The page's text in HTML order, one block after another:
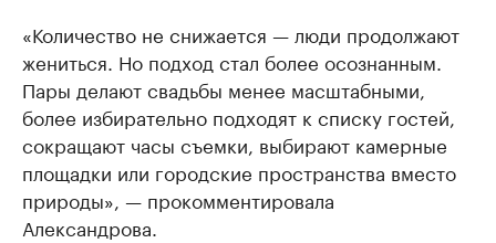
«Количество не снижается — люди продолжают
жениться. Но подход стал более осознанным.
Пары делают свадьбы менее масштабными,
более избирательно подходят к списку гостей,
сокращают часы съемки, выбирают камерные
площадки или городские пространства вместо
природы», — прокомментировала
Александрова.